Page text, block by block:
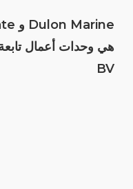
Dulon Marine و Deckmate
BV